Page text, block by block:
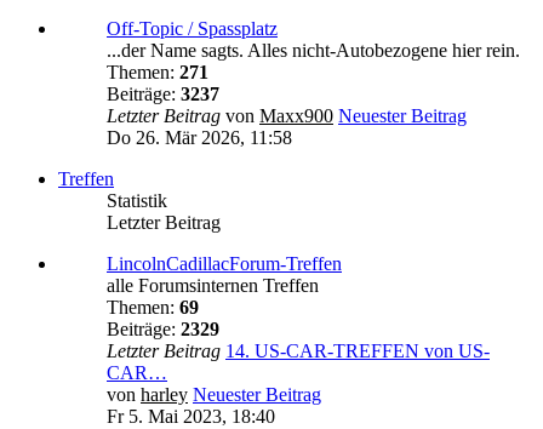
Off-Topic / Spassplatz
...der Name sagts. Alles nicht-Autobezogene hier rein.
Themen: 271
Beiträge: 3237
Letzter Beitrag von Maxx900 Neuester Beitrag
Do 26. Mär 2026, 11:58
Treffen
Statistik
Letzter Beitrag
LincolnCadillacForum-Treffen
alle Forumsinternen Treffen
Themen: 69
Beiträge: 2329
Letzter Beitrag 14. US-CAR-TREFFEN von US-
CAR…
von harley Neuester Beitrag
Fr 5. Mai 2023, 18:40